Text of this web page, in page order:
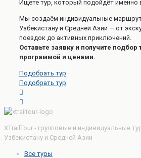
Ищете тур, который подойдёт именно
Мы создаём индивидуальные
Узбекистану и Средней Азии — от
поездок до активных приключений.
Оставьте заявку и получите подбор
программой и ценами.
Подобрать тур
Подобрать тур
XTrailTour - групповые и индивидуальные
Узбекистану и Средней Азии
Все туры